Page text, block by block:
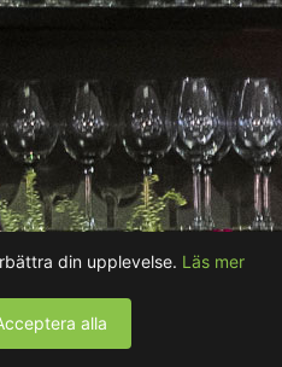
din upplevelse. Läs mer
alla